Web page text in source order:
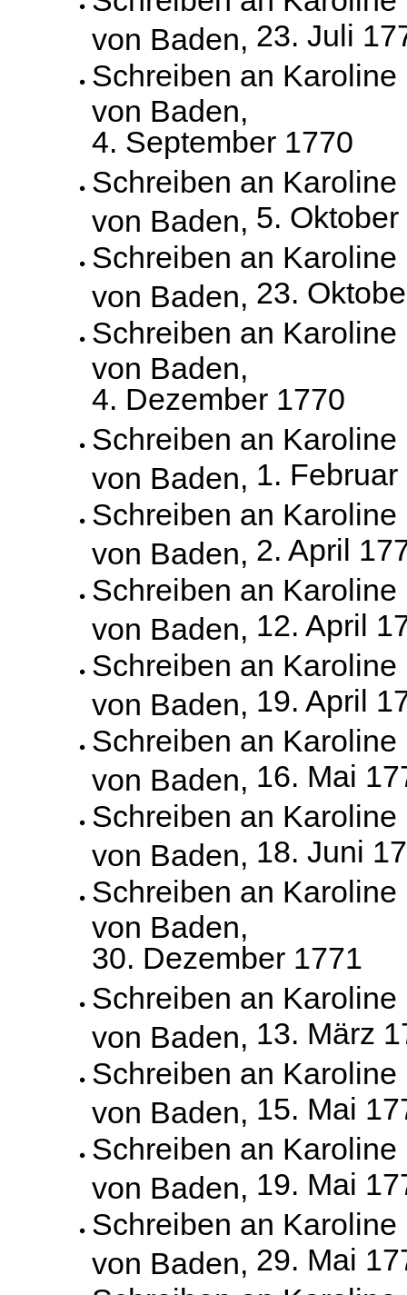
von Baden, 23. Juli
Schreiben an Karoline
von Baden,
4. September 1770
Schreiben an Karoline
von Baden, 5.
Schreiben an Karoline
von Baden, 23.
Schreiben an Karoline
von Baden,
4. Dezember 1770
Schreiben an Karoline
von Baden, 1. Februar
Schreiben an Karoline
von Baden, 2. April
Schreiben an Karoline
von Baden, 12. April
Schreiben an Karoline
von Baden, 19. April
Schreiben an Karoline
von Baden, 16. Mai
Schreiben an Karoline
von Baden, 18. Juni
Schreiben an Karoline
von Baden,
30. Dezember 1771
Schreiben an Karoline
von Baden, 13. März
Schreiben an Karoline
von Baden, 15. Mai
Schreiben an Karoline
von Baden, 19. Mai
Schreiben an Karoline
von Baden, 29. Mai